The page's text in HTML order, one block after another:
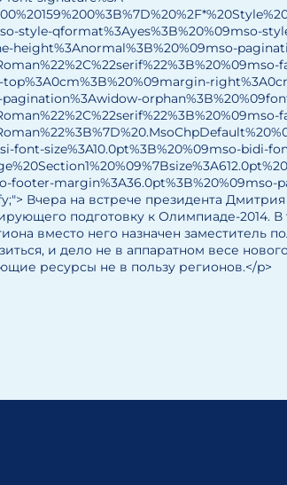
style-qformat%3Ayes%3B%20%09mso-
height%3Anormal%3B%20%09mso-
font-size%3A10.0pt%3B%20%09mso-bidi-
margin%3A36.0pt%3B%20%09mso-
Вчера на встрече президента
подготовку к Олимпиаде-2014.
вместо него назначен заместитель
и дело не в аппаратном весе
ресурсы не в пользу регионов.</p>